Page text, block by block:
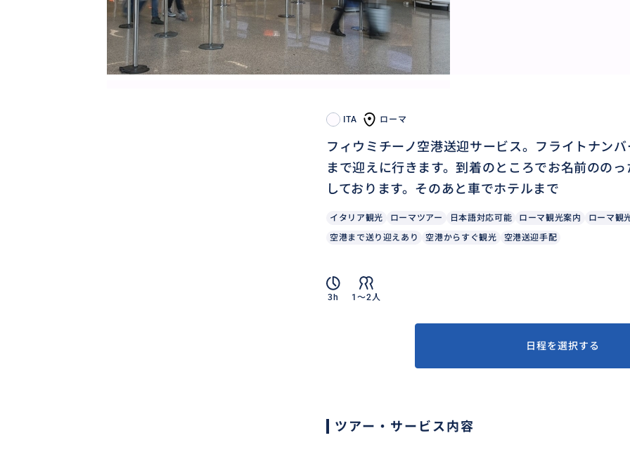
ITA ローマ
フィウミチーノ空港送迎サービス。フライトナン
まで迎えに行きます。到着のところでお名前のの
しております。そのあと車でホテルまで
イタリア観光 ローマツアー 日本語対応可能 ローマ観光案内 ローマ観
空港まで送り迎えあり
空港からすぐ観光 空港送迎手配
3h 1〜2人
日程を選択する
ツアー・サービス内容